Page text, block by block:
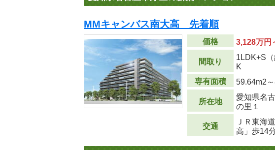
MMキャンバス南大高 先着順
価格 3,128万円
間取り
1LDK+S
K
専有面積
59.64m2
所在地
愛知県名
の里１
交通
ＪＲ東海
高」歩14